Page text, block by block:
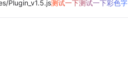
Plugin_v1.5.js测试一下测试一下彩色字